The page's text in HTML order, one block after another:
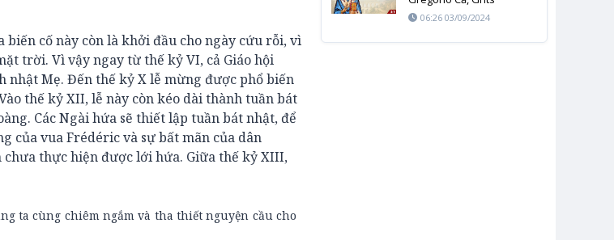
cố này còn là khởi đầu cho ngày cứu rỗi, vì
trời. Vì vậy ngay từ thế kỷ VI, cả Giáo hội
Mẹ. Đến thế kỷ X lễ mừng được phổ biến
thế kỷ XII, lễ này còn kéo dài thành tuần bát
Các Ngài hứa sẽ thiết lập tuần bát nhật, để
của vua Frédéric và sự bất mãn của dân
chưa thực hiện được lới hứa. Giữa thế kỷ XIII,
ta cùng chiêm ngắm và tha thiết nguyện cầu cho
06:26 03/09/2024